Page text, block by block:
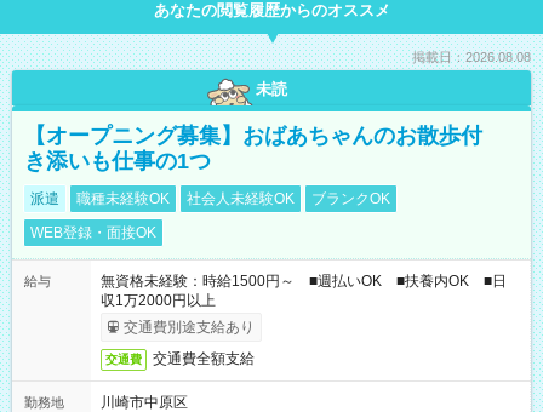
あなたの閲覧履歴からのオススメ
掲載日：2026.08.08
未読
【オープニング募集】おばあちゃんのお散歩付
き添いも仕事の1つ
派遣 職種未経験OK 社会人未経験OK
ブランクOK
WEB登録・面接OK
給与
無資格未経験：時給1500円～ ■週払いOK ■扶養内OK ■日
収1万2000円以上
交通費別途支給あり
交通費 交通費全額支給
勤務地
川崎市中原区